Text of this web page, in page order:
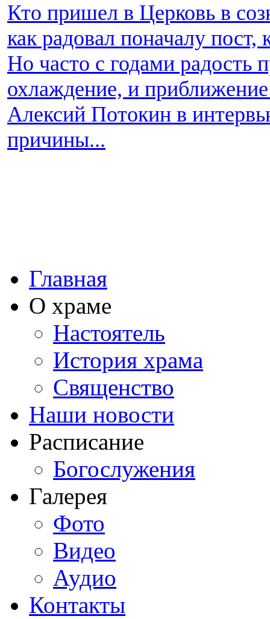
Кто пришел в Церковь в
как радовал поначалу пост,
Но часто с годами радость
охлаждение, и
Алексий Потокин в
причины...
Главная
О храме
Настоятель
История храма
Священство
Наши новости
Расписание
Богослужения
Галерея
Фото
Видео
Аудио
Контакты